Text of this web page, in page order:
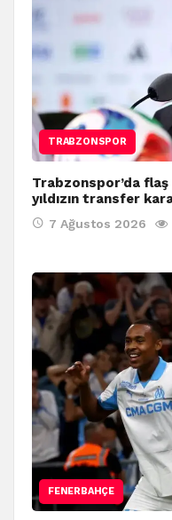
TRABZONSPOR
Trabzonspor’da
yıldızın transfer
7 Ağustos 2026
FENERBAHÇE